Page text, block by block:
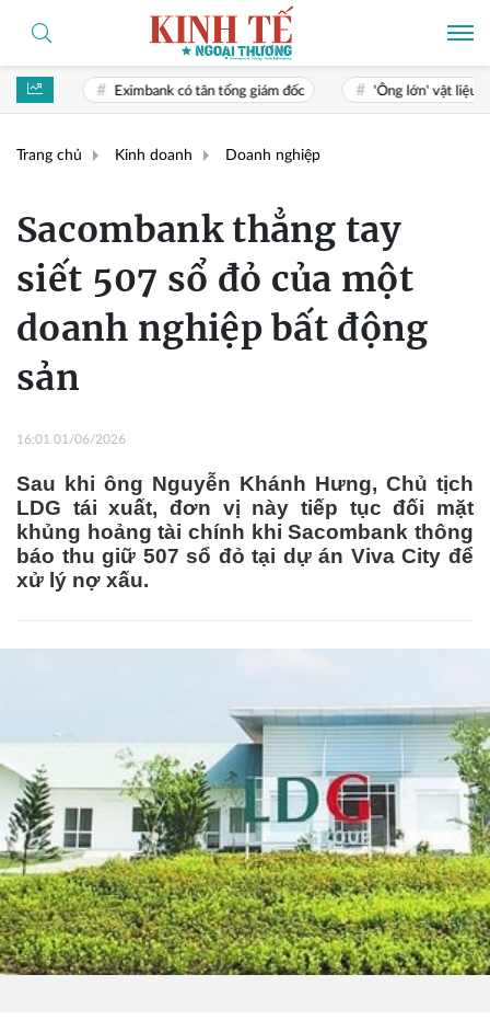
có tân tổng giám đốc 'Ông lớn' vật liệu xây dựng Thái Lan
Trang chủ Kinh doanh Doanh nghiệp
Sacombank thẳng tay
siết 507 sổ đỏ của một
doanh nghiệp bất động
sản
16:01 01/06/2026
Sau khi ông Nguyễn Khánh Hưng, Chủ tịch
LDG tái xuất, đơn vị này tiếp tục đối mặt
khủng hoảng tài chính khi Sacombank thông
báo thu giữ 507 sổ đỏ tại dự án Viva City để
xử lý nợ xấu.